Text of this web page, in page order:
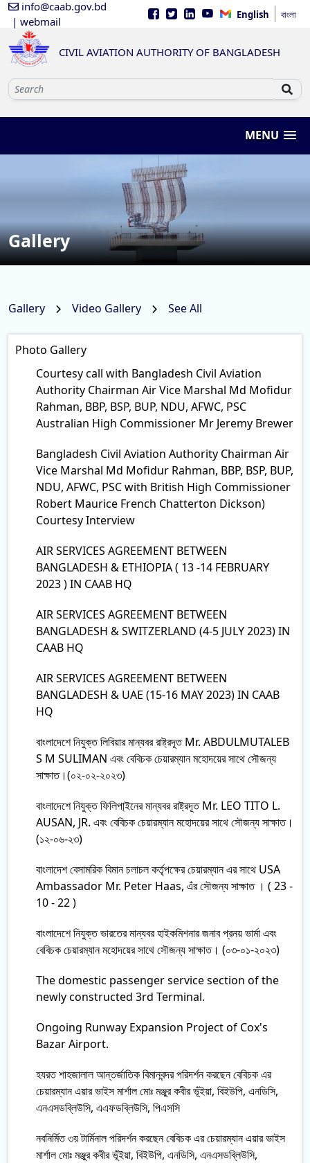
info@caab.gov.bd
| webmail
English বাংলা
CIVIL AVIATION AUTHORITY OF BANGLADESH
MENU
Gallery
Gallery Video Gallery See All
Photo Gallery
Courtesy call with Bangladesh Civil Aviation
Authority Chairman Air Vice Marshal Md Mofidur
Rahman, BBP, BSP, BUP, NDU, AFWC, PSC
Australian High Commissioner Mr Jeremy Brewer
Bangladesh Civil Aviation Authority Chairman Air
Vice Marshal Md Mofidur Rahman, BBP, BSP, BUP,
NDU, AFWC, PSC with British High Commissioner
Robert Maurice French Chatterton Dickson)
Courtesy Interview
AIR SERVICES AGREEMENT BETWEEN
BANGLADESH & ETHIOPIA ( 13 -14 FEBRUARY
2023 ) IN CAAB HQ
AIR SERVICES AGREEMENT BETWEEN
BANGLADESH & SWITZERLAND (4-5 JULY 2023) IN
CAAB HQ
AIR SERVICES AGREEMENT BETWEEN
BANGLADESH & UAE (15-16 MAY 2023) IN CAAB
HQ
বাংলাদেশে নিযুক্ত লিবিয়ার মান্যবর রাষ্ট্রদূত Mr. ABDULMUTALEB
S M SULIMAN এবং বেবিচক চেয়ারম্যান মহোদয়ের সাথে সৌজন্য
সাক্ষাত।(০২-০২-২০২৩)
বাংলাদেশে নিযুক্ত ফিলিপা্ইনের মান্যবর রাষ্ট্রদূত Mr. LEO TITO L.
AUSAN, JR. এবং বেবিচক চেয়ারম্যান মহোদয়ের সাথে সৌজন্য সাক্ষাত।
(১২-০৬-২৩)
বাংলাদেশ বেসামরিক বিমান চলাচল কর্তৃপক্ষের চেয়ারম্যান এর সাথে USA
Ambassador Mr. Peter Haas, এঁর সৌজন্য সাক্ষাত । ( 23 -
10 - 22 )
বাংলাদেশে নিযুক্ত ভারতের মান্যবর হাইকমিশনার জনাব প্রনয় ভার্মা এবং
বেবিচক চেয়ারম্যান মহোদয়ের সাথে সৌজন্য সাক্ষাত। (০৩-০১-২০২৩)
The domestic passenger service section of the
newly constructed 3rd Terminal.
Ongoing Runway Expansion Project of Cox's
Bazar Airport.
হযরত শাহজালাল আন্তর্জাতিক বিমানবন্দর পরিদর্শন করছেন বেবিচক এর
চেয়ারম্যান এয়ার ভাইস মার্শাল মোঃ মঞ্জুর কবীর ভূঁইয়া, বিইউপি, এনডিসি,
এনএসডব্লিউসি, এএফডব্লিউসি, পিএসসি
নবনির্মিত ৩য় টার্মিনাল পরিদর্শন করছেন বেবিচক এর চেয়ারম্যান এয়ার ভাইস
মার্শাল মোঃ মঞ্জুর কবীর ভূঁইয়া, বিইউপি, এনডিসি, এনএসডব্লিউসি,